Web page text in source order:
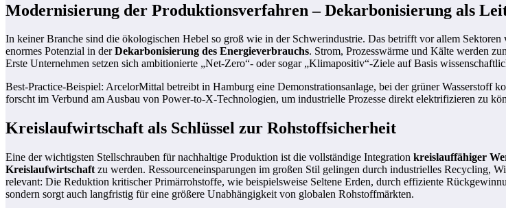
Modernisierung der Produktionsverfahren – Dekarbonisierung als
In keiner Branche sind die ökologischen Hebel so groß wie in der Schwerindustrie. Das betrifft vor allem
enormes Potenzial in derDekarbonisierung des Energieverbrauchs. Strom, Prozesswärme und Kälte werden
Erste Unternehmen setzen sich ambitionierte „Net-Zero“- oder sogar „Klimapositiv“-Ziele auf Basis
Best-Practice-Beispiel: ArcelorMittal betreibt in Hamburg eine Demonstrationsanlage, bei der grüner Wasserstoff
forscht im Verbund am Ausbau von Power-to-X-Technologien, um industrielle Prozesse direkt elektrifizieren zu
Kreislaufwirtschaft als Schlüssel zur Rohstoffsicherheit
Eine der wichtigsten Stellschrauben für nachhaltige Produktion ist die vollständige Integration kreislauffähiger
Kreislaufwirtschaft zu werden. Ressourceneinsparungen im großen Stil gelingen durch industrielles Recycling,
relevant: Die Reduktion kritischer Primärrohstoffe, wie beispielsweise Seltene Erden, durch effiziente
sondern sorgt auch langfristig für eine größere Unabhängigkeit von globalen Rohstoffmärkten.